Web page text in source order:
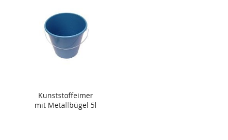
Kunststoffeimer
mit Metallbügel 5l